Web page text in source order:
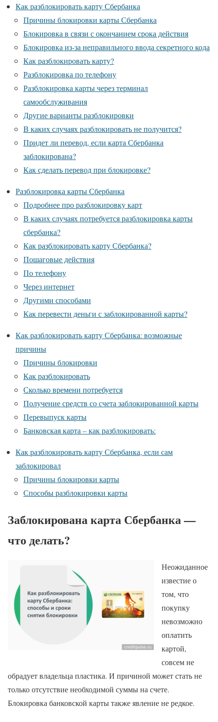
Как разблокировать карту Сбербанка
Причины блокировки карты Сбербанка
Блокировка в связи с окончанием срока действия
Блокировка из-за неправильного ввода секретного кода
Как разблокировать карту?
Разблокировка по телефону
Разблокировка карты через терминал
самообслуживания
Другие варианты разблокировки
В каких случаях разблокировать не получится?
Придет ли перевод, если карта Сбербанка
заблокирована?
Как сделать перевод при блокировке?
Разблокировка карты Сбербанка
Подробнее про разблокировку карт
В каких случаях потребуется разблокировка карты
сбербанка?
Как разблокировать карту Сбербанка?
Пошаговые действия
По телефону
Через интернет
Другими способами
Как перевести деньги с заблокированной карты?
Как разблокировать карту Сбербанка: возможные
причины
Причины блокировки
Как разблокировать
Сколько времени потребуется
Получение средств со счета заблокированной карты
Перевыпуск карты
Банковская карта – как разблокировать:
Как разблокировать карту Сбербанка, если сам
заблокировал
Причины блокировки карты
Способы разблокировки карты
Заблокирована карта Сбербанка —
что делать?
Неожиданное
известие о
том, что
покупку
невозможно
оплатить
картой,
совсем не
обрадует владельца пластика. И причиной может стать не
только отсутствие необходимой суммы на счете.
Блокировка банковской карты также явление не редкое.